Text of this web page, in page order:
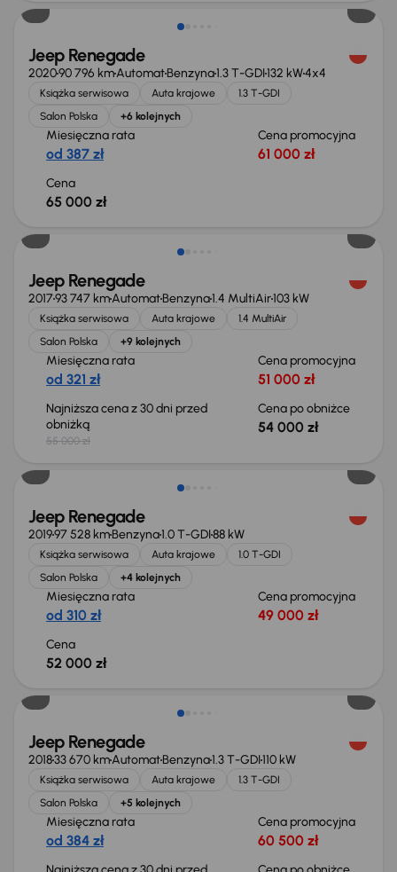
Jeep Renegade
202090 796 kmAutomatBenzyna1.3 T-GDI132 kW4x4
Książka serwisowa Auta krajowe
1.3 T-GDI
Salon Polska
+6 kolejnych
Miesięczna rata
od 387 zł
Cena promocyjna
61 000 zł
Cena
65 000 zł
Taniej o 1 000 zł
Jeep Renegade
201793 747 kmAutomatBenzyna1.4 MultiAir103 kW
Książka serwisowa Auta krajowe
1.4 MultiAir
Salon Polska
+9 kolejnych
Miesięczna rata
od 321 zł
Cena promocyjna
51 000 zł
Najniższa cena z 30 dni przed
obniżką
55 000 zł
Cena po obniżce
54 000 zł
Extra zniżka 2 900 zł
Jeep Renegade
201997 528 kmBenzyna1.0 T-GDI88 kW
Książka serwisowa Auta krajowe
1.0 T-GDI
Salon Polska
+4 kolejnych
Miesięczna rata
od 310 zł
Cena promocyjna
49 000 zł
Cena
52 000 zł
Taniej o 500 zł
Jeep Renegade
201833 670 kmAutomatBenzyna1.3 T-GDI110 kW
Książka serwisowa Auta krajowe
1.3 T-GDI
Salon Polska
+5 kolejnych
Miesięczna rata
od 384 zł
Cena promocyjna
60 500 zł